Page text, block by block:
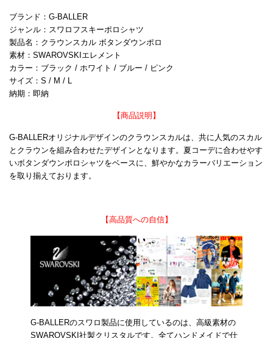
ブランド：G-BALLER
ジャンル：スワロフスキーポロシャツ
製品名：クラウンスカル ボタンダウンポロ
素材：SWAROVSKIエレメント
カラー：ブラック / ホワイト / ブルー / ピンク
サイズ：S / M / L
納期：即納
【商品説明】
G-BALLERオリジナルデザインのクラウンスカルは、共に人気のスカル
とクラウンを組み合わせたデザインとなります。夏コーデに合わせやす
いボタンダウンポロシャツをベースに、鮮やかなカラーバリエーション
を取り揃えております。
【高品質への自信】
G-BALLERのスワロ製品に使用しているのは、高級素材の
SWAROVSKI社製クリスタルです。全てハンドメイドで仕